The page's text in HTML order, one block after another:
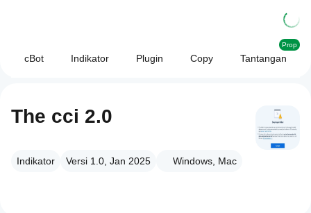
cBot Indikator Plugin Copy Tantangan
Prop
The cci 2.0
Indikator Versi 1.0, Jan 2025 Windows, Mac